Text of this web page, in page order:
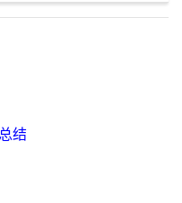
结